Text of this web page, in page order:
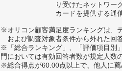
り受けたネットワー
カードを提供する通
※オリコン顧客満足度ランキングは、
および調査対象者条件から外れた回
※「総合ランキング」、「評価項目別
門においては有効回答者数が規定人数
※総合得点が60.00点以上で、他人に